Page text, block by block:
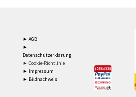
► AGB
►
Datenschutzerklärung
► Cookie-Richtlinie
► Impressum
► Bildnachweis